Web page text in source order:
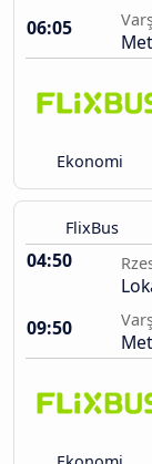
06:05
Ekonomi
FlixBus
04:50
09:50